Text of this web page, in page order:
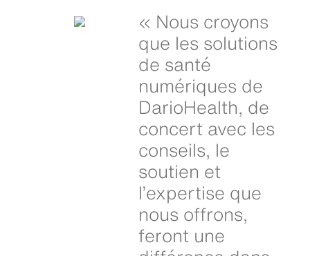
« Nous croyons
que les solutions
de santé
numériques de
DarioHealth, de
concert avec les
conseils, le
soutien et
l’expertise que
nous offrons,
feront une